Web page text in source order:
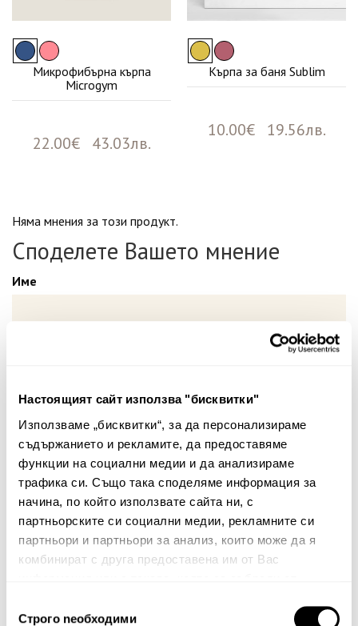
Настоящият сайт използва "бисквитки"
Използваме „бисквитки“, за да персонализираме
съдържанието и рекламите, да предоставяме
функции на социални медии и да анализираме
трафика си. Също така споделяме информация за
начина, по който използвате сайта ни, с
партньорските си социални медии, рекламните си
партньори и партньори за анализ, които може да я
комбинират с друга предоставена им от Вас
наСтрого nеобходими
Микрофибърна кърпа
Microgym
22.00€ 43.03лв.
Кърпа за баня Sublim
10.00€ 19.56лв.
Няма мнения за този продукт.
Споделете Вашето мнение
Име
Забележка: HTML не се поддържа!
Оценка:Най-ниска Най-висока